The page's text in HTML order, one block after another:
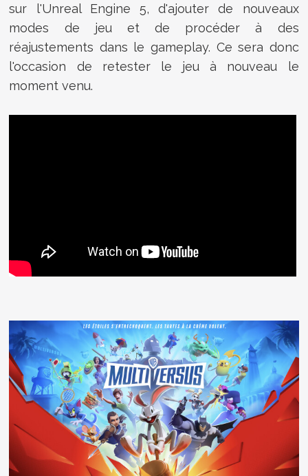
sur l'Unreal Engine 5, d'ajouter de nouveaux
modes de jeu et de procéder à des
réajustements dans le gameplay. Ce sera donc
l'occasion de retester le jeu à nouveau le
moment venu.